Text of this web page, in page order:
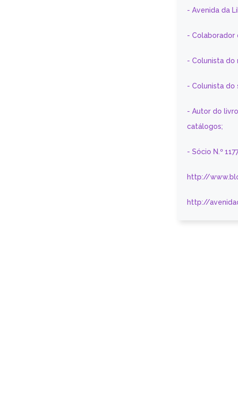
- Avenida da
- Colaborador
- Colunista do
- Colunista do
- Autor do
catálogos;
- Sócio N.º
http://
http://